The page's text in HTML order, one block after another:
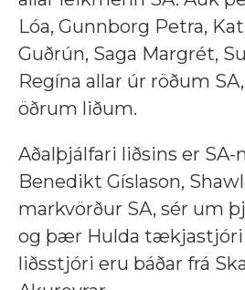
Lóa, Gunnborg Petra,
Guðrún, Saga Margrét,
Regína allar úr röðum
öðrum liðum.
Aðalþjálfari liðsins er
Benedikt Gíslason,
markvörður SA, sér um
og þær Hulda tækjastjóri
liðsstjóri eru báðar frá